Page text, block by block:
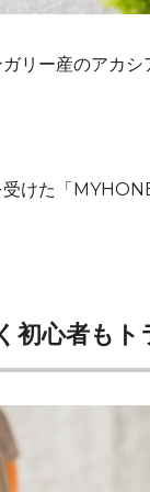
リー産のアカ
けた「
初心者もト